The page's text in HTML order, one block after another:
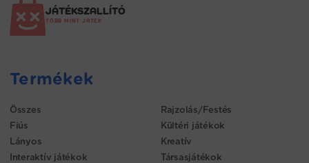
JÁTÉKSZALLÍTÓ
TÖBB MINT JÁTÉK
Termékek
Összes
Fiús
Lányos
Interaktív játékok
Rajzolás/Festés
Kültéri játékok
Kreatív
Társasjátékok